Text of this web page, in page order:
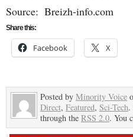
Source: Breizh-info.com
Share this:
Facebook X
Posted by Minority Voice
Direct, Featured, Sci-Tech.
through the RSS 2.0. You